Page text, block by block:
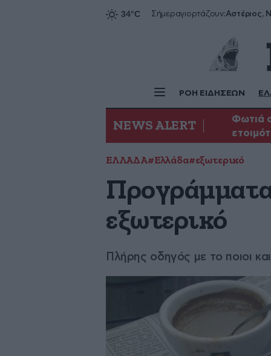
Σήμεραγιορτάζουν:Αστέριος,
ΡΟΗ ΕΙΔΗΣΕΩΝ
NEWS ALERT
Φωτιά
ΕΛΛΑΔΑ#Ελλάδα#εξωτερικό
εξωτερικό
Πλήρης οδηγός με το ποιοι